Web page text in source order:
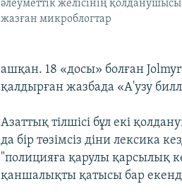
әлеуметтік желісінің қолданушысы
жазған микроблогтар
ашқан. 18 «досы» болған
қалдырған жазбада «А'узу
Азаттық тілшісі бұл екі
да бір төзімсіз діни лексика
"полицияға қарулы қарсылық
қаншалықты қатысы бар